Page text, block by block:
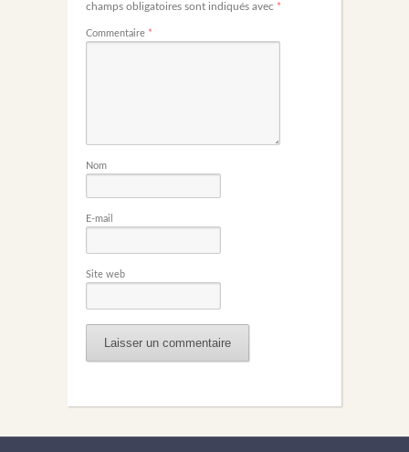
champs obligatoires sont indiqués avec *
Commentaire *
Nom
E-mail
Site web